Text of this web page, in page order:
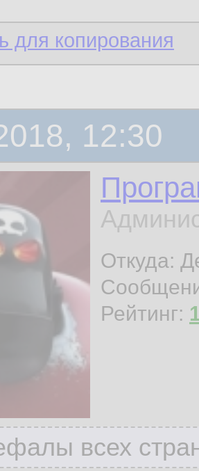
для копирования
12:30
Откуда:
Рейтинг:
всех